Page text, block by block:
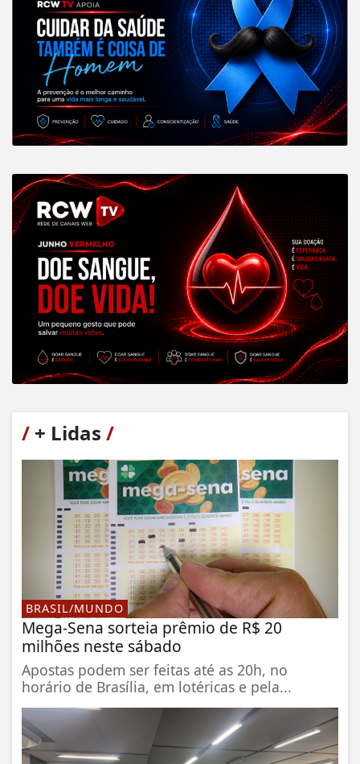
/ + Lidas /
BRASIL/MUNDO
Mega-Sena sorteia prêmio de R$ 20
milhões neste sábado
Apostas podem ser feitas até as 20h, no
horário de Brasília, em lotéricas e pela...